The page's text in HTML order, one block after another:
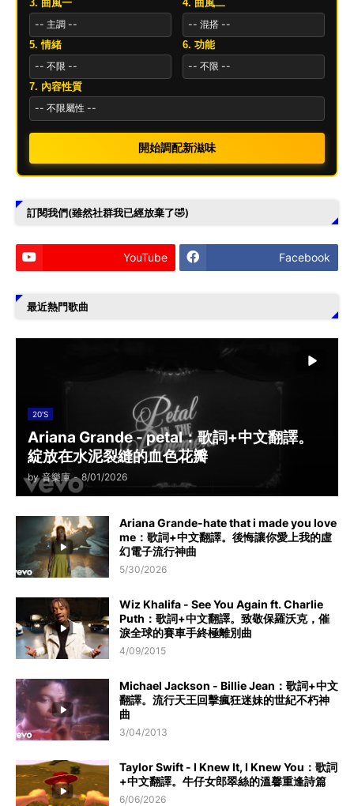
3. 曲風一 4. 曲風二
5. 情緒 6. 功能
7. 內容性質
開始調配新滋味
訂閱我們(雖然社群我已經放棄了🤣)
YouTube Facebook
最近熱門歌曲
20'S
Ariana Grande - petal：歌詞+中文翻譯。
綻放在水泥裂縫的血色花瓣
by 音樂庫 - 8/01/2026
Ariana Grande-hate that i made you love
me：歌詞+中文翻譯。後悔讓你愛上我的虛
幻電子流行神曲
5/30/2026
Wiz Khalifa - See You Again ft. Charlie
Puth：歌詞+中文翻譯。致敬保羅沃克，催
淚全球的賽車手終極離別曲
4/09/2015
Michael Jackson - Billie Jean：歌詞+中文
翻譯。流行天王回擊瘋狂迷妹的世紀不朽神
曲
3/04/2013
Taylor Swift - I Knew It, I Knew You：歌詞
+中文翻譯。牛仔女郎翠絲的溫馨重逢詩篇
6/06/2026